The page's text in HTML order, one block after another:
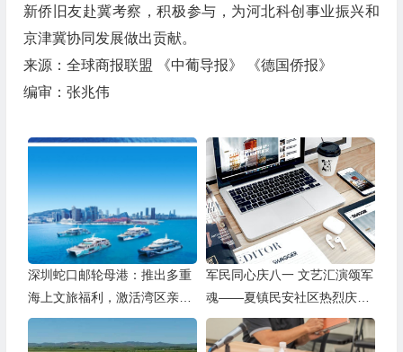
新侨旧友赴冀考察，积极参与，为河北科创事业振兴和
京津冀协同发展做出贡献。
来源：全球商报联盟 《中葡导报》 《德国侨报》
编审：张兆伟
深圳蛇口邮轮母港：推出多重
海上文旅福利，激活湾区亲子
游
军民同心庆八一 文艺汇演颂军
魂——夏镇民安社区热烈庆祝
建军99周年